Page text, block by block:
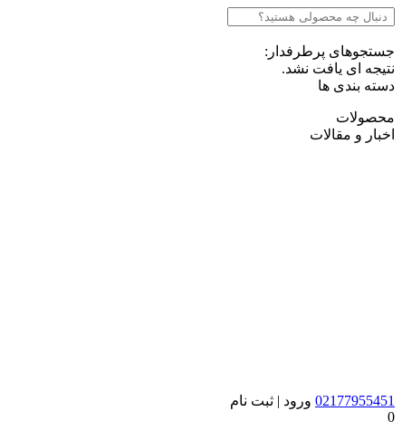
جستجوهای پرطرفدار:
نتیجه ای یافت نشد.
دسته بندی ها
محصولات
اخبار و مقالات
02177955451 ورود | ثبت نام
0